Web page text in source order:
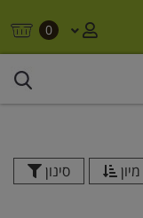
0
סינון מיון